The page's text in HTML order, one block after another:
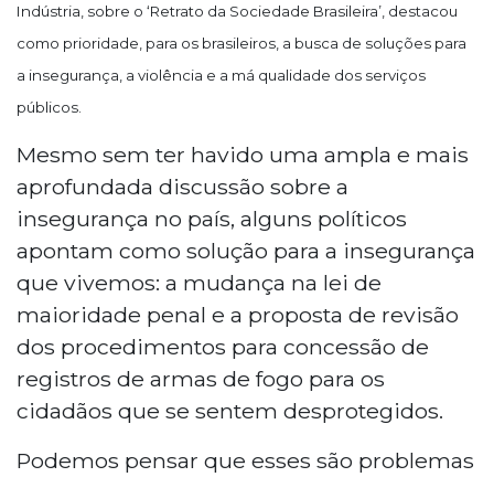
Indústria, sobre o ‘Retrato da Sociedade Brasileira’, destacou
como prioridade, para os brasileiros, a busca de soluções para
a insegurança, a violência e a má qualidade dos serviços
públicos.
Mesmo sem ter havido uma ampla e mais
aprofundada discussão sobre a
insegurança no país, alguns políticos
apontam como solução para a insegurança
que vivemos: a mudança na lei de
maioridade penal e a proposta de revisão
dos procedimentos para concessão de
registros de armas de fogo para os
cidadãos que se sentem desprotegidos.
Podemos pensar que esses são problemas